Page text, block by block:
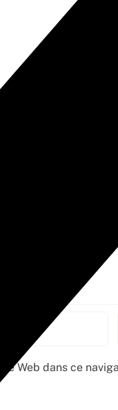
Web dans ce